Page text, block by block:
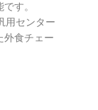
す。
用センター
外食チェー